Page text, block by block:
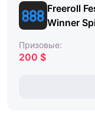
Freeroll
Winner
Призовые:
200 $